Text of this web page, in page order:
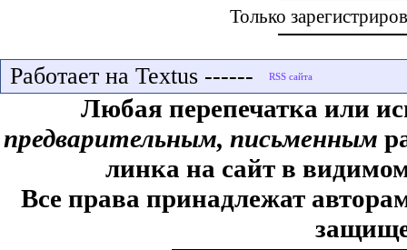
Только
Работает на Textus ------
Любая перепечатка или
предварительным, письменным
линка на сайт в
Все права принадлежат